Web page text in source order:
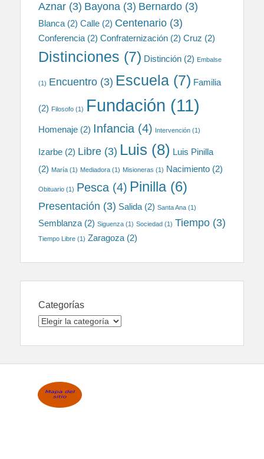
Aznar (3) Bayona (3) Bernardo (3)
Blanca (2) Calle (2) Centenario (3)
Conferencia (2) Confraternización (2) Cruz (2)
Distinciones (7) Distinción (2) Embalse
(1) Encuentro (3) Escuela (7) Familia
(2) Filosofo (1) Fundación (11)
Homenaje (2) Infancia (4) Intervención (1)
Izarbe (2) Libre (3) Luis (8) Luis Pinilla
(2) María (1) Mediadora (1) Misioneras (1) Nacimiento (2)
Obituario (1) Pesca (4) Pinilla(6)
Presentación (3) Salida (2) Santa Ana (1)
Semblanza (2) Siguenza (1) Sociedad (1) Tiempo (3)
Tiempo Libre (1) Zaragoza (2)
Categorías
Categorías